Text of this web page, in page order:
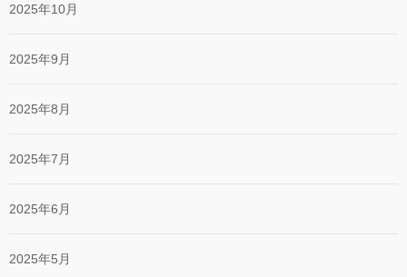
2025年10月
2025年9月
2025年8月
2025年7月
2025年6月
2025年5月